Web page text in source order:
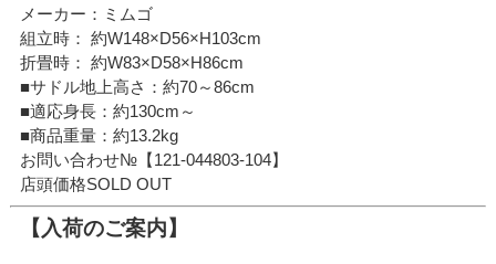
メーカー：ミムゴ
組立時： 約W148×D56×H103cm
折畳時： 約W83×D58×H86cm
■サドル地上高さ：約70～86cm
■適応身長：約130cm～
■商品重量：約13.2kg
お問い合わせ№【121-044803-104】
店頭価格SOLD OUT
【入荷のご案内】